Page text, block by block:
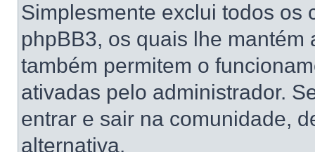
Simplesmente exclui todos os
phpBB3, os quais lhe
também permitem o
ativadas pelo administrador.
entrar e sair na comunidade,
alternativa.